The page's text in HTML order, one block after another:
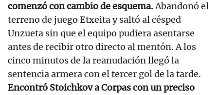
comenzó con cambio de esquema.Abandonó el
terreno de juego Etxeita y saltó al césped
Unzueta sin que el equipo pudiera asentarse
antes de recibir otro directo al mentón. A los
cinco minutos de la reanudación llegó la
sentencia armera con el tercer gol de la tarde.
Encontró Stoichkov a Corpas con un preciso